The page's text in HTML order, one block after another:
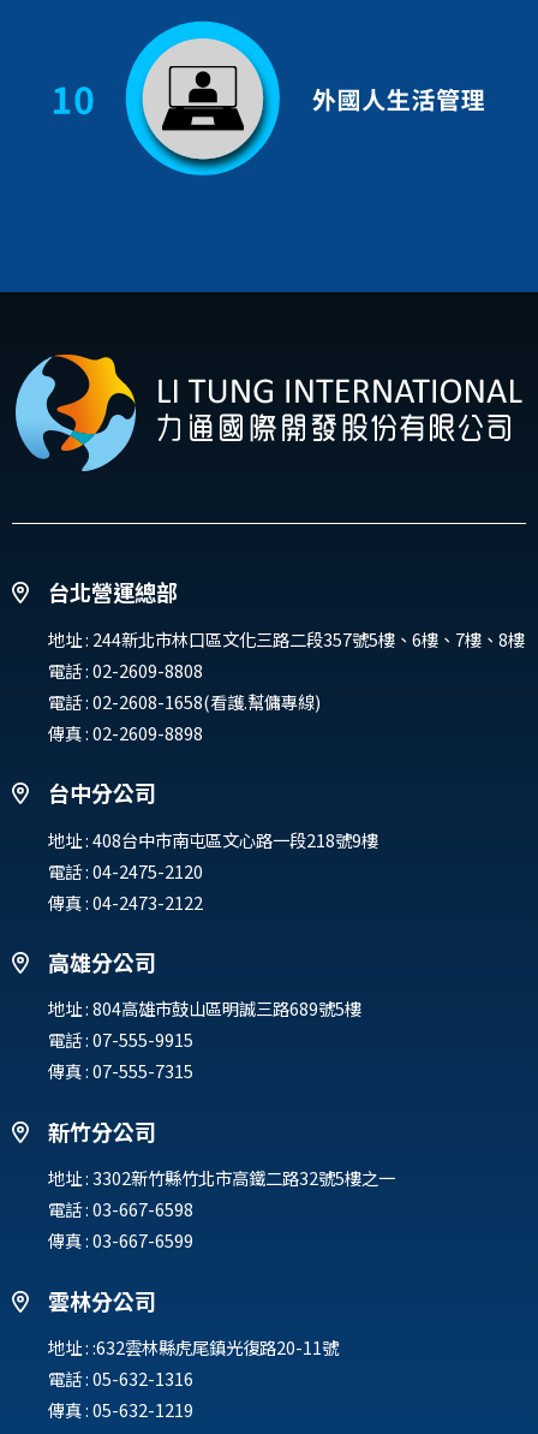
台北營運總部
地址 : 244新北市林口區文化三路二段357號5樓、6樓、7樓、8樓
電話 :02-2609-8808
電話 :02-2608-1658(看護.幫傭專線)
傳真 : 02-2609-8898
台中分公司
地址 :408台中市南屯區文心路一段218號9樓
電話 :04-2475-2120
傳真 : 04-2473-2122
高雄分公司
地址 :804高雄市鼓山區明誠三路689號5樓
電話 :07-555-9915
傳真 : 07-555-7315
新竹分公司
地址 :3302新竹縣竹北市高鐵二路32號5樓之一
電話 :03-667-6598
傳真 : 03-667-6599
雲林分公司
地址 ::632雲林縣虎尾鎮光復路20-11號
電話 :05-632-1316
傳真 : 05-632-1219